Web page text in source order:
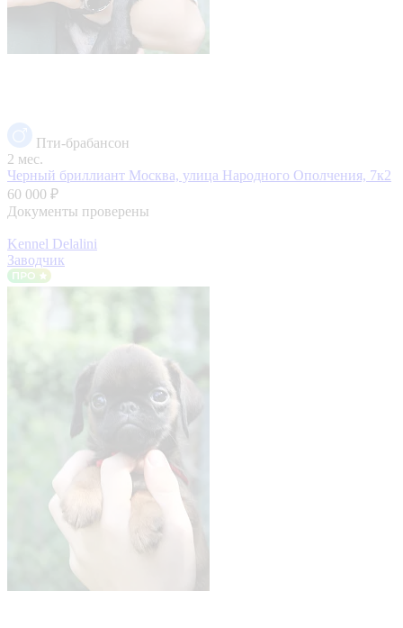
Пти-брабансон
2 мес.
Черный бриллиант Москва, улица Народного Ополчения, 7к2
60 000 ₽
Документы проверены
Kennel Delalini
Заводчик